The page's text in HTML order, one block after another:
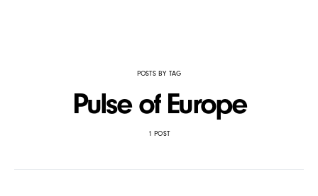
POSTS BY TAG
Pulse of Europe
1 POST